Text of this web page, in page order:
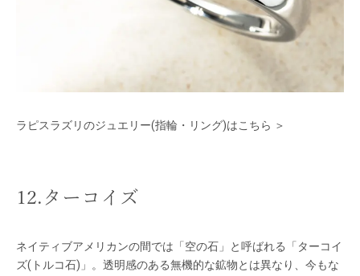
ラピスラズリのジュエリー(指輪・リング)はこちら ＞
12.ターコイズ
ネイティブアメリカンの間では「空の石」と呼ばれる「ターコイ
ズ(トルコ石)」。透明感のある無機的な鉱物とは異なり、今もな